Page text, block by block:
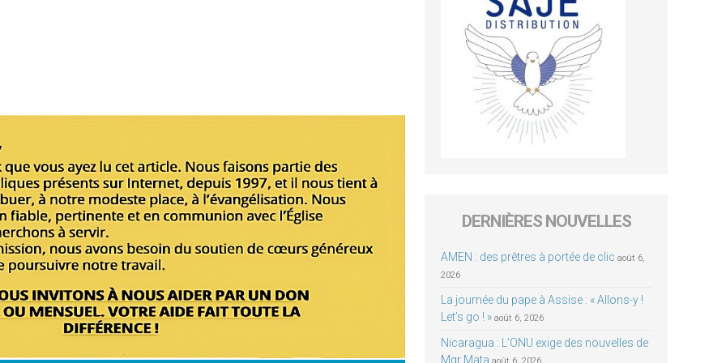
DERNIÈRES NOUVELLES
AMEN : des prêtres à portée de clic août 6,
2026
La journée du pape à Assise : « Allons-y !
Let’s go ! » août 6, 2026
Nicaragua : L’ONU exige des nouvelles de
Mgr Mata